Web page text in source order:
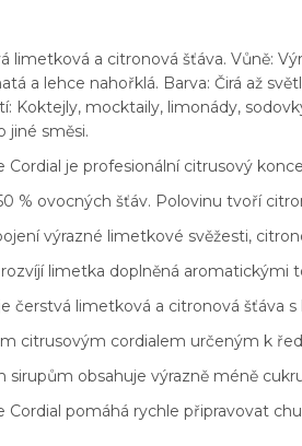
limetková a citronová šťáva. Vůně:
a lehce nahořklá. Barva: Čirá až
Koktejly, mocktaily, limonády,
jiné směsi.
Cordial je profesionální citrusový
% ovocných šťáv. Polovinu tvoří
výrazné limetkové svěžesti,
limetka doplněná aromatickými
čerstvá limetková a citronová šťáva
citrusovým cordialem určeným k
sirupům obsahuje výrazně méně
Cordial pomáhá rychle připravovat